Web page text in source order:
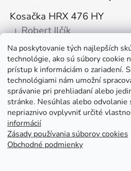
Na poskytovanie tých najlepších
technológie, ako sú súbory cookie
prístup k informáciám o zariadení.
technológiami nám umožní
správanie pri prehliadaní alebo
stránke. Nesúhlas alebo odvolanie
nepriaznivo ovplyvniť určité
informácií
Zásady používania súborov cookies
Obchodné podmienky
Kosačka HRX 476 HY
Hodnotenie produktu je 5 z 5
| Robert Ilčík
Super. Odporúčam
Facebook
Kolex, s.r.o. - webstránka